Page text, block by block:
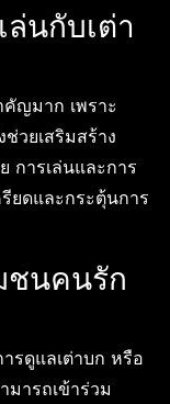
ล่นกับเต่า
คัญมาก เพราะ
วยเสริมสร้าง
การเล่นและการ
ยดและกระตุ้นการ
ชนคนรัก
รดูแลเต่าบก หรือ
ารถเข้าร่วม